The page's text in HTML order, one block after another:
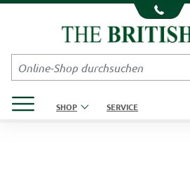
Kompletten Head der Seite überspringen
SHOP SERVICE